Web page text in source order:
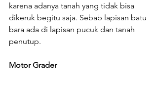
karena adanya tanah yang tidak bisa
dikeruk begitu saja. Sebab lapisan batu
bara ada di lapisan pucuk dan tanah
penutup.
Motor Grader